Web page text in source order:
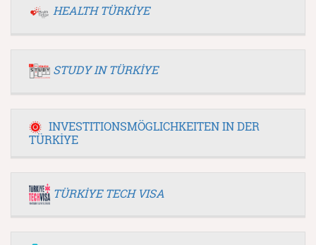
HEALTH TÜRKİYE
STUDY IN TÜRKİYE
INVESTITIONSMÖGLICHKEITEN IN DER
TÜRKİYE
TÜRKİYE TECH VISA